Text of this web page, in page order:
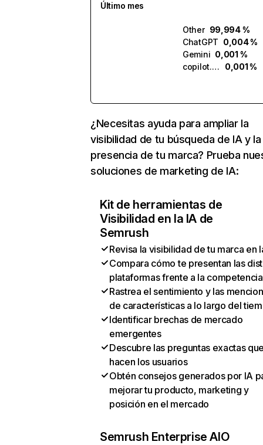
Último mes
Other 99,994 %
ChatGPT 0,004 %
Gemini 0,001 %
copilot.microsoft.com
0,001 %
¿Necesitas ayuda para ampliar la
visibilidad de tu búsqueda de IA y la
presencia de tu marca? Prueba
soluciones de marketing de IA:
Kit de herramientas de
Visibilidad en la IA de
Semrush
Revisa la visibilidad de tu marca en
Compara cómo te presentan las
plataformas frente a la competencia
Rastrea el sentimiento y las
de características a lo largo del
Identificar brechas de mercado
emergentes
Descubre las preguntas exactas
hacen los usuarios
Obtén consejos generados por IA
mejorar tu producto, marketing y
posición en el mercado
Semrush Enterprise AIO